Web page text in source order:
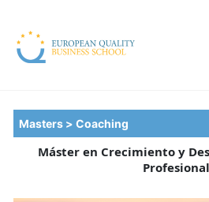
Masters >Coaching
Máster en Crecimiento y
Profesional